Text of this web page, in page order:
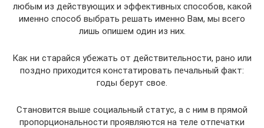
любым из действующих и эффективных способов, какой
именно способ выбрать решать именно Вам, мы всего
лишь опишем один из них.
Как ни старайся убежать от действительности, рано или
поздно приходится констатировать печальный факт:
годы берут свое.
Становится выше социальный статус, а с ним в прямой
пропорциональности проявляются на теле отпечатки